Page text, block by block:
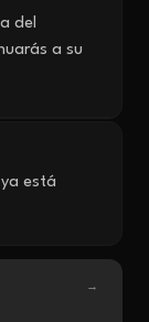
del
a su
está
→